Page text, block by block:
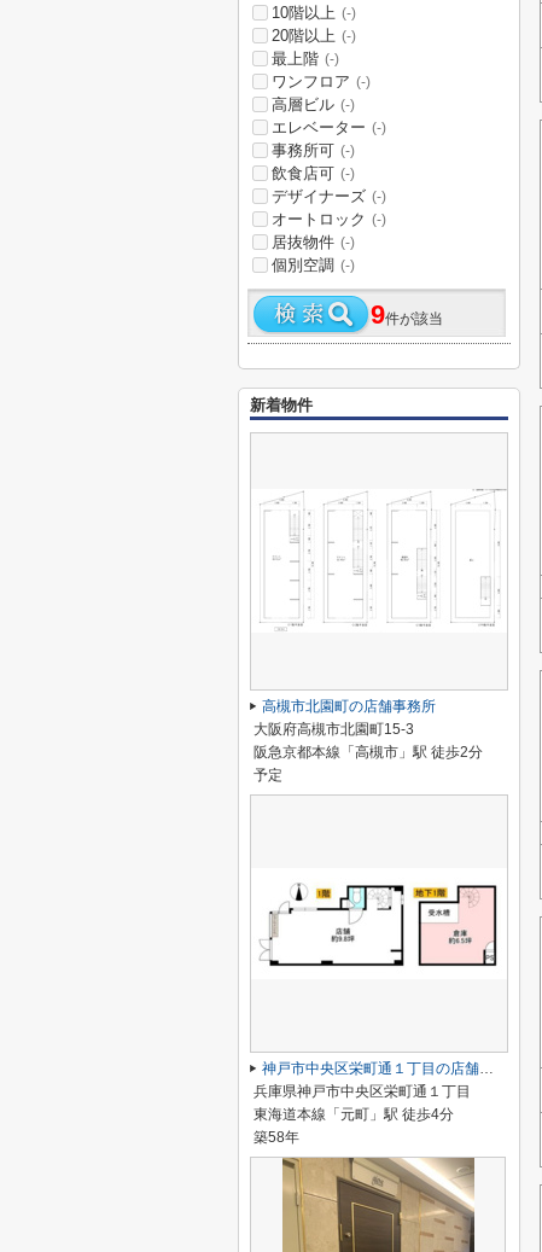
10階以上 (-)
20階以上 (-)
最上階 (-)
ワンフロア (-)
高層ビル (-)
エレベーター (-)
事務所可 (-)
飲食店可 (-)
デザイナーズ (-)
オートロック (-)
居抜物件 (-)
個別空調 (-)
9件が該当
新着物件
高槻市北園町の店舗事務所
大阪府高槻市北園町15-3
阪急京都本線「高槻市」駅 徒歩2分
予定
神戸市中央区栄町通１丁目の店舗一部
兵庫県神戸市中央区栄町通１丁目
東海道本線「元町」駅 徒歩4分
築58年